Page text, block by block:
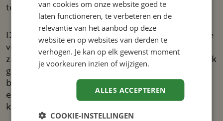
terug naar werk moeilijker.
Daarnaast ervaren deze groepen vaak onbewuste
vooroordelen bij sollicitaties. Werkgevers vragen
zich af of iemand met een burn-out nog wel 'sterk
genoeg' is, of of een mantelzorger voldoende
beschikbaar zal zijn. Dit soort aannames kunnen
ervoor zorgen dat mensen geen eerlijke kans
krijgen.
van cookies om onze website goed te
laten functioneren, te verbeteren en de
relevantie van het aanbod op deze
website en op websites van derden te
verhogen. Je kan op elk gewenst moment
je voorkeuren inzien of wijzigen.
ALLES ACCEPTEREN
COOKIE-INSTELLINGEN